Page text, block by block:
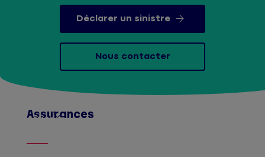
Déclarer un sinistre
Nous contacter
Assurances
Afficher